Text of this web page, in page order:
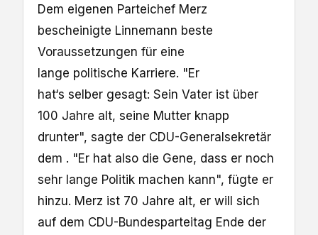
Dem eigenen Parteichef Merz
bescheinigte Linnemann beste
Voraussetzungen für eine
lange politische Karriere. "Er
hat‘s selber gesagt: Sein Vater ist über
100 Jahre alt, seine Mutter knapp
drunter", sagte der CDU-Generalsekretär
dem . "Er hat also die Gene, dass er noch
sehr lange Politik machen kann", fügte er
hinzu. Merz ist 70 Jahre alt, er will sich
auf dem CDU-Bundesparteitag Ende der